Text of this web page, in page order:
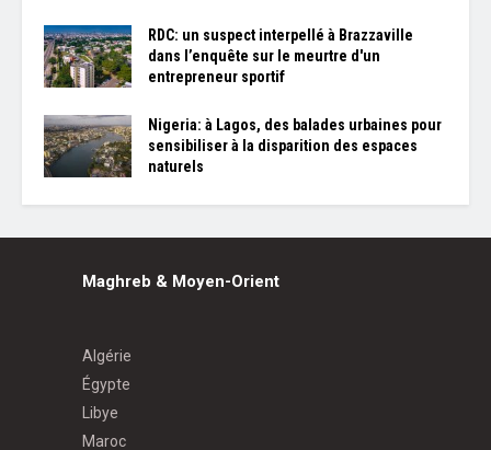
RDC: un suspect interpellé à Brazzaville
dans l’enquête sur le meurtre d'un
entrepreneur sportif
Nigeria: à Lagos, des balades urbaines pour
sensibiliser à la disparition des espaces
naturels
Maghreb & Moyen-Orient
Algérie
Égypte
Libye
Maroc